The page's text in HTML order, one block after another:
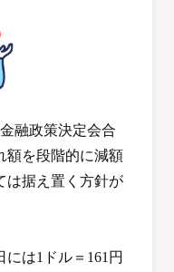
融政策決定会合
額を段階的に減額
は据え置く方針が
は1ドル＝161円